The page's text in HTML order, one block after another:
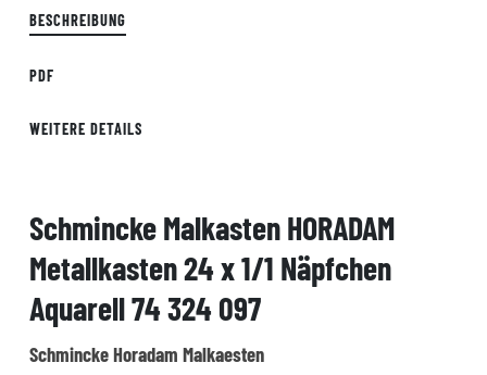
BESCHREIBUNG
PDF
WEITERE DETAILS
Schmincke Malkasten HORADAM
Metallkasten 24 x 1/1 Näpfchen
Aquarell 74 324 097
Schmincke Horadam Malkaesten